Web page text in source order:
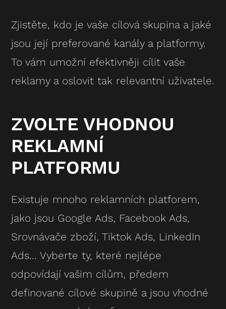
Zjistěte, kdo je vaše cílová skupina a jaké
jsou její preferované kanály a platformy.
To vám umožní efektivněji cílit vaše
reklamy a oslovit tak relevantní uživatele.
ZVOLTE VHODNOU
REKLAMNÍ
PLATFORMU
Existuje mnoho reklamních platforem,
jako jsou Google Ads, Facebook Ads,
Srovnávače zboží, Tiktok Ads, LinkedIn
Ads… Vyberte ty, které nejlépe
odpovídají vašim cílům, předem
definované cílové skupině a jsou vhodné